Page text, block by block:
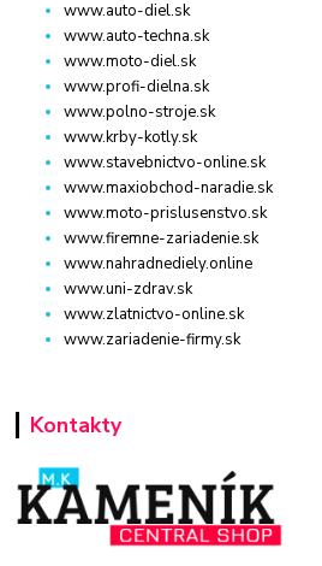
www.auto-diel.sk
www.auto-techna.sk
www.moto-diel.sk
www.profi-dielna.sk
www.polno-stroje.sk
www.krby-kotly.sk
www.stavebnictvo-online.sk
www.maxiobchod-naradie.sk
www.moto-prislusenstvo.sk
www.firemne-zariadenie.sk
www.nahradnediely.online
www.uni-zdrav.sk
www.zlatnictvo-online.sk
www.zariadenie-firmy.sk
Kontakty